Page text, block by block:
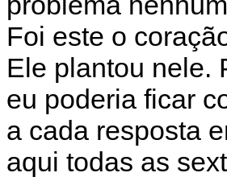
Foi este o
Ele plantou nele.
eu poderia ficar
a cada resposta
aqui todas as